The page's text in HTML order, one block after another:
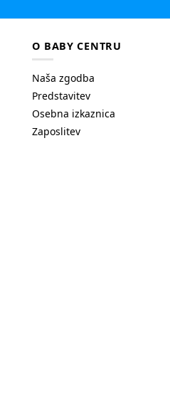
O BABY CENTRU
Naša zgodba
Predstavitev
Osebna izkaznica
Zaposlitev